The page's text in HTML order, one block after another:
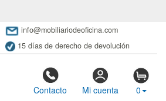
info@mobiliariodeoficina.com
15 días de derecho de devolución
Contacto Mi cuenta 0